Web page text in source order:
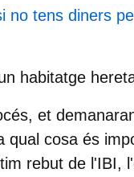
no tens diners
habitatge
et
qual cosa és
rebut de l'IBI,